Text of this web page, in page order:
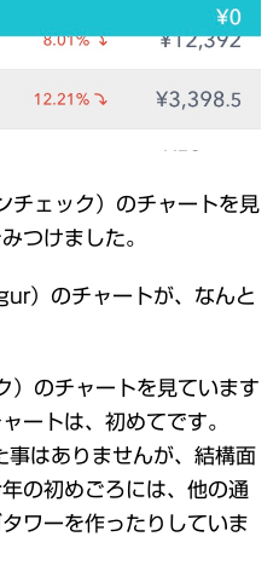
チェック）のチャートを見
つけました。
）のチャートが、なんと
）のチャートを見ています
ートは、初めてです。
はありませんが、結構面
の初めごろには、他の通
ワーを作ったりしていま